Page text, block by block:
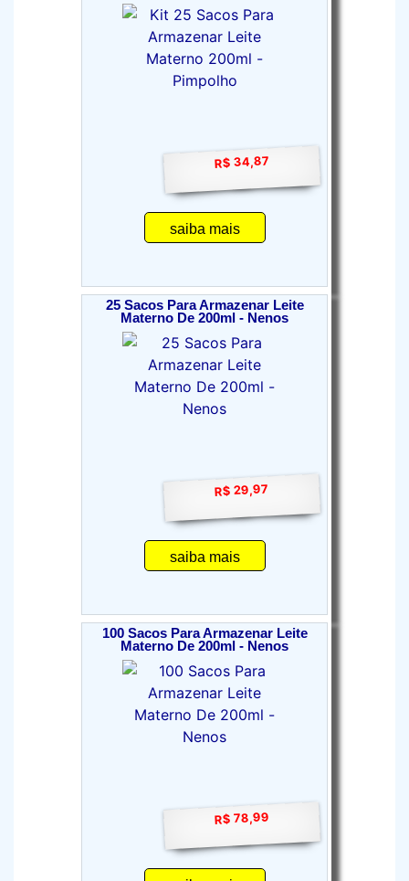
R$ 34,87
saiba mais
25 Sacos Para Armazenar Leite
Materno De 200ml - Nenos
R$ 29,97
saiba mais
100 Sacos Para Armazenar Leite
Materno De 200ml - Nenos
R$ 78,99